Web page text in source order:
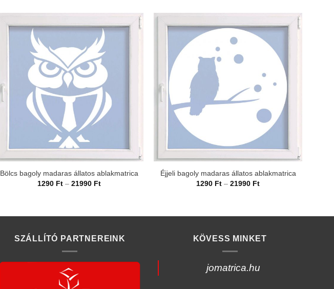
Bölcs bagoly madaras állatos ablakmatrica
1290 Ft – 21990 FtÁrtartomány:
Éjjeli bagoly madaras állatos ablakmatrica
1290 Ft – 21990 FtÁrtartomány:
SZÁLLÍTÓ PARTNEREINK KÖVESS MINKET
jomatrica.hu